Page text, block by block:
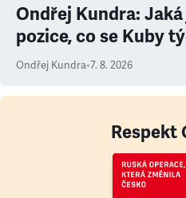
Ondřej Kundra:
pozice, co se Kuby
Ondřej Kundra•7. 8. 2026
Respekt